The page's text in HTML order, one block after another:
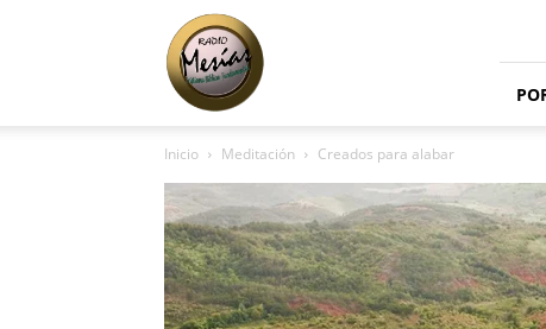
Radio
Mesías
Inicio Meditación Creados para alabar